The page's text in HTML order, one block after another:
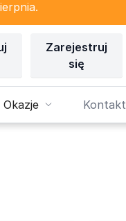
Zarejestruj
się
Okazje Kontakt